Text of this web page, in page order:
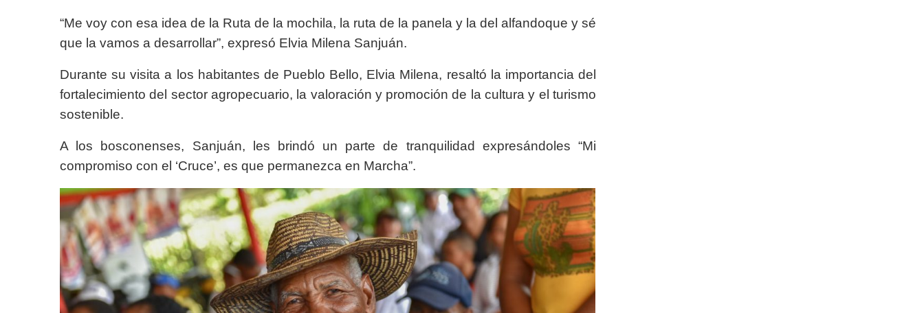
“Me voy con esa idea de la Ruta de la mochila, la ruta de la panela y la del alfandoque y sé
que la vamos a desarrollar”, expresó Elvia Milena Sanjuán.
Durante su visita a los habitantes de Pueblo Bello, Elvia Milena, resaltó la importancia del
fortalecimiento del sector agropecuario, la valoración y promoción de la cultura y el turismo
sostenible.
A los bosconenses, Sanjuán, les brindó un parte de tranquilidad expresándoles “Mi
compromiso con el ‘Cruce’, es que permanezca en Marcha”.